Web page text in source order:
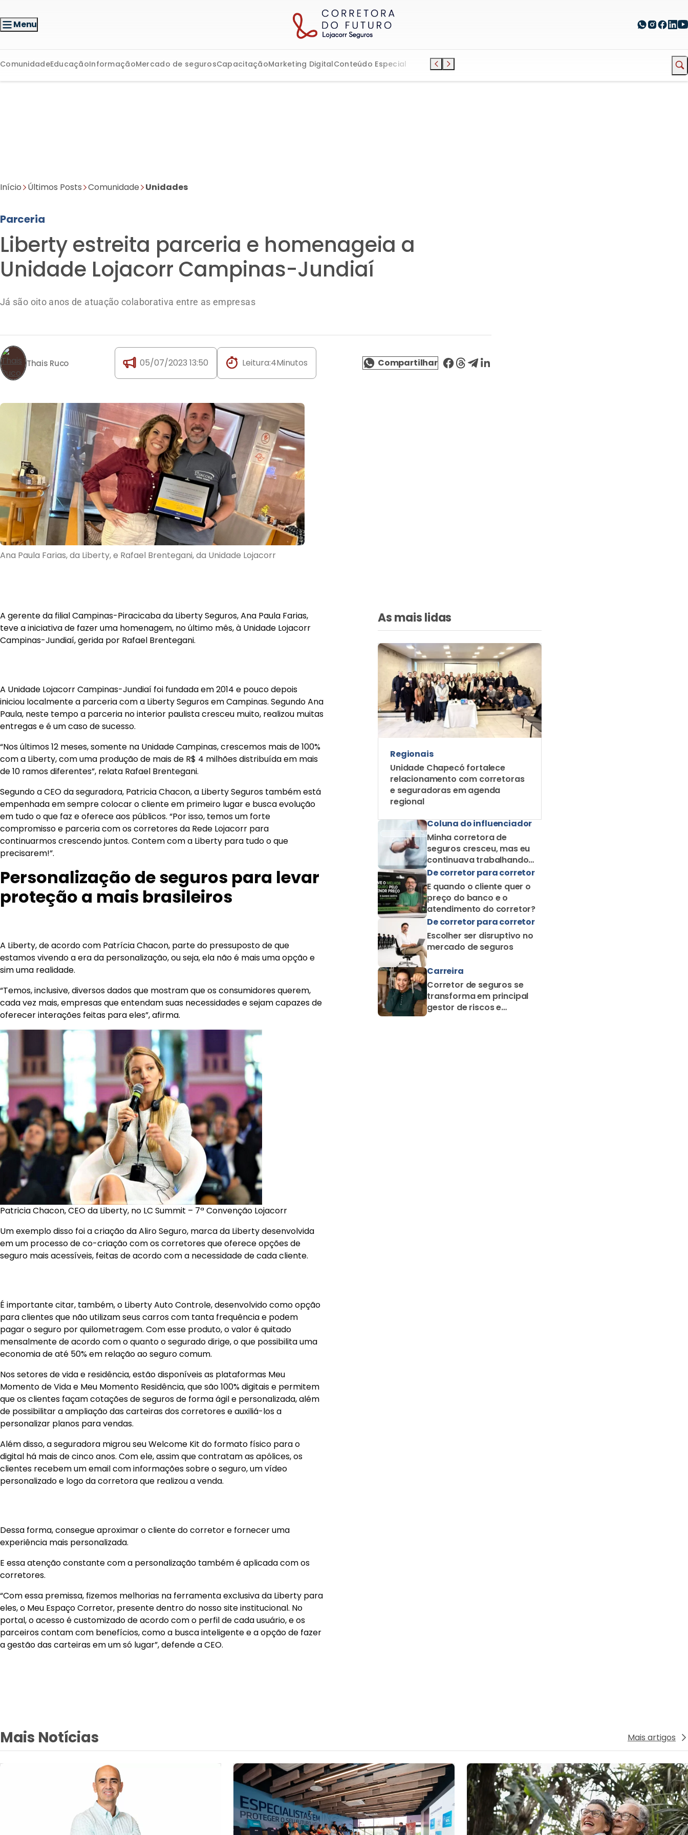
Menu
ComunidadeEducaçãoInformaçãoMercado de segurosCapacitaçãoMarketing DigitalConteúdo Especial
Início Últimos Posts Comunidade Unidades
Parceria
Liberty estreita parceria e homenageia a
Unidade Lojacorr Campinas-Jundiaí
Já são oito anos de atuação colaborativa entre as empresas
Thais Ruco 05/07/2023 13:50 Leitura:4Minutos
Ana Paula Farias, da Liberty, e Rafael Brentegani, da Unidade Lojacorr
A gerente da filial Campinas-Piracicaba da Liberty Seguros, Ana Paula Farias,
teve a iniciativa de fazer uma homenagem, no último mês, à Unidade Lojacorr
Campinas-Jundiaí, gerida por Rafael Brentegani.
A Unidade Lojacorr Campinas-Jundiaí foi fundada em 2014 e pouco depois
iniciou localmente a parceria com a Liberty Seguros em Campinas. Segundo Ana
Paula, neste tempo a parceria no interior paulista cresceu muito, realizou muitas
entregas e é um caso de sucesso.
“Nos últimos 12 meses, somente na Unidade Campinas, crescemos mais de 100%
com a Liberty, com uma produção de mais de R$ 4 milhões distribuída em mais
de 10 ramos diferentes”, relata Rafael Brentegani.
Segundo a CEO da seguradora, Patricia Chacon, a Liberty Seguros também está
empenhada em sempre colocar o cliente em primeiro lugar e busca evolução
em tudo o que faz e oferece aos públicos. “Por isso, temos um forte
compromisso e parceria com os corretores da Rede Lojacorr para
continuarmos crescendo juntos. Contem com a Liberty para tudo o que
precisarem!”.
Personalização de seguros para levar
proteção a mais brasileiros
A Liberty, de acordo com Patrícia Chacon, parte do pressuposto de que
estamos vivendo a era da personalização, ou seja, ela não é mais uma opção e
sim uma realidade.
“Temos, inclusive, diversos dados que mostram que os consumidores querem,
cada vez mais, empresas que entendam suas necessidades e sejam capazes de
oferecer interações feitas para eles”, afirma.
Patricia Chacon, CEO da Liberty, no LC Summit – 7ª Convenção Lojacorr
Um exemplo disso foi a criação da Aliro Seguro, marca da Liberty desenvolvida
em um processo de co-criação com os corretores que oferece opções de
seguro mais acessíveis, feitas de acordo com a necessidade de cada cliente.
É importante citar, também, o Liberty Auto Controle, desenvolvido como opção
para clientes que não utilizam seus carros com tanta frequência e podem
pagar o seguro por quilometragem. Com esse produto, o valor é quitado
mensalmente de acordo com o quanto o segurado dirige, o que possibilita uma
economia de até 50% em relação ao seguro comum.
Nos setores de vida e residência, estão disponíveis as plataformas Meu
Momento de Vida e Meu Momento Residência, que são 100% digitais e permitem
que os clientes façam cotações de seguros de forma ágil e personalizada, além
de possibilitar a ampliação das carteiras dos corretores e auxiliá-los a
personalizar planos para vendas.
Além disso, a seguradora migrou seu Welcome Kit do formato físico para o
digital há mais de cinco anos. Com ele, assim que contratam as apólices, os
clientes recebem um email com informações sobre o seguro, um vídeo
personalizado e logo da corretora que realizou a venda.
Dessa forma, consegue aproximar o cliente do corretor e fornecer uma
experiência mais personalizada.
E essa atenção constante com a personalização também é aplicada com os
corretores.
“Com essa premissa, fizemos melhorias na ferramenta exclusiva da Liberty para
eles, o Meu Espaço Corretor, presente dentro do nosso site institucional. No
portal, o acesso é customizado de acordo com o perfil de cada usuário, e os
parceiros contam com benefícios, como a busca inteligente e a opção de fazer
a gestão das carteiras em um só lugar”, defende a CEO.
As mais lidas
Regionais
Unidade Chapecó fortalece
relacionamento com corretoras
e seguradoras em agenda
regional
Coluna do influenciador
Minha corretora de
seguros cresceu, mas eu
continuava trabalhando
como corretor solo
De corretor para corretor
E quando o cliente quer o
preço do banco e o
atendimento do corretor?
De corretor para corretor
Escolher ser disruptivo no
mercado de seguros
Carreira
Corretor de seguros se
transforma em principal
gestor de riscos e
Mais Notícias Mais artigos